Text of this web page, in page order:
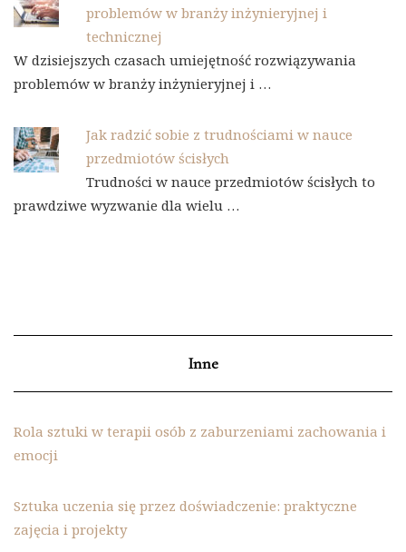
problemów w branży inżynieryjnej i
technicznej
W dzisiejszych czasach umiejętność rozwiązywania
problemów w branży inżynieryjnej i …
Jak radzić sobie z trudnościami w nauce
przedmiotów ścisłych
Trudności w nauce przedmiotów ścisłych to
prawdziwe wyzwanie dla wielu …
Inne
Rola sztuki w terapii osób z zaburzeniami zachowania i
emocji
Sztuka uczenia się przez doświadczenie: praktyczne
zajęcia i projekty